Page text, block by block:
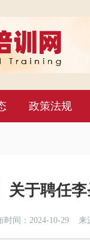
政策法规
关于聘任
时间：2024-10-29 来